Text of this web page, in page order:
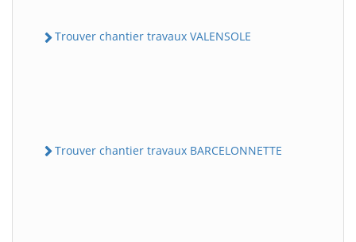
Trouver chantier travaux VALENSOLE
Trouver chantier travaux BARCELONNETTE